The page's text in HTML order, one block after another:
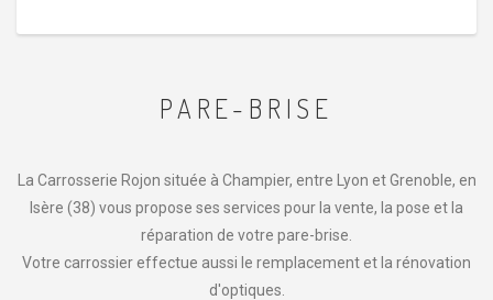
PARE-BRISE
La Carrosserie Rojon située à Champier, entre Lyon et Grenoble, en
Isère (38) vous propose ses services pour la vente, la pose et la
réparation de votre pare-brise.
Votre carrossier effectue aussi le remplacement et la rénovation
d'optiques.